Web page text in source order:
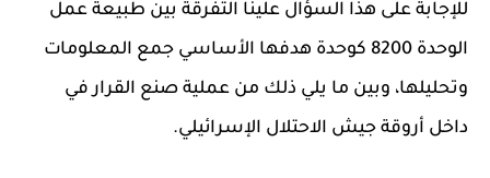
للإجابة على هذا السؤال علينا التفرقة بين طبيعة عمل
الوحدة 8200 كوحدة هدفها الأساسي جمع المعلومات
وتحليلها، وبين ما يلي ذلك من عملية صنع القرار في
داخل أروقة جيش الاحتلال الإسرائيلي.